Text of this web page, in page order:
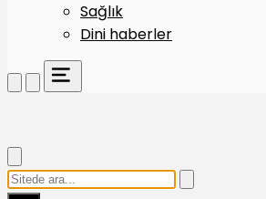
Sağlık
Dini haberler